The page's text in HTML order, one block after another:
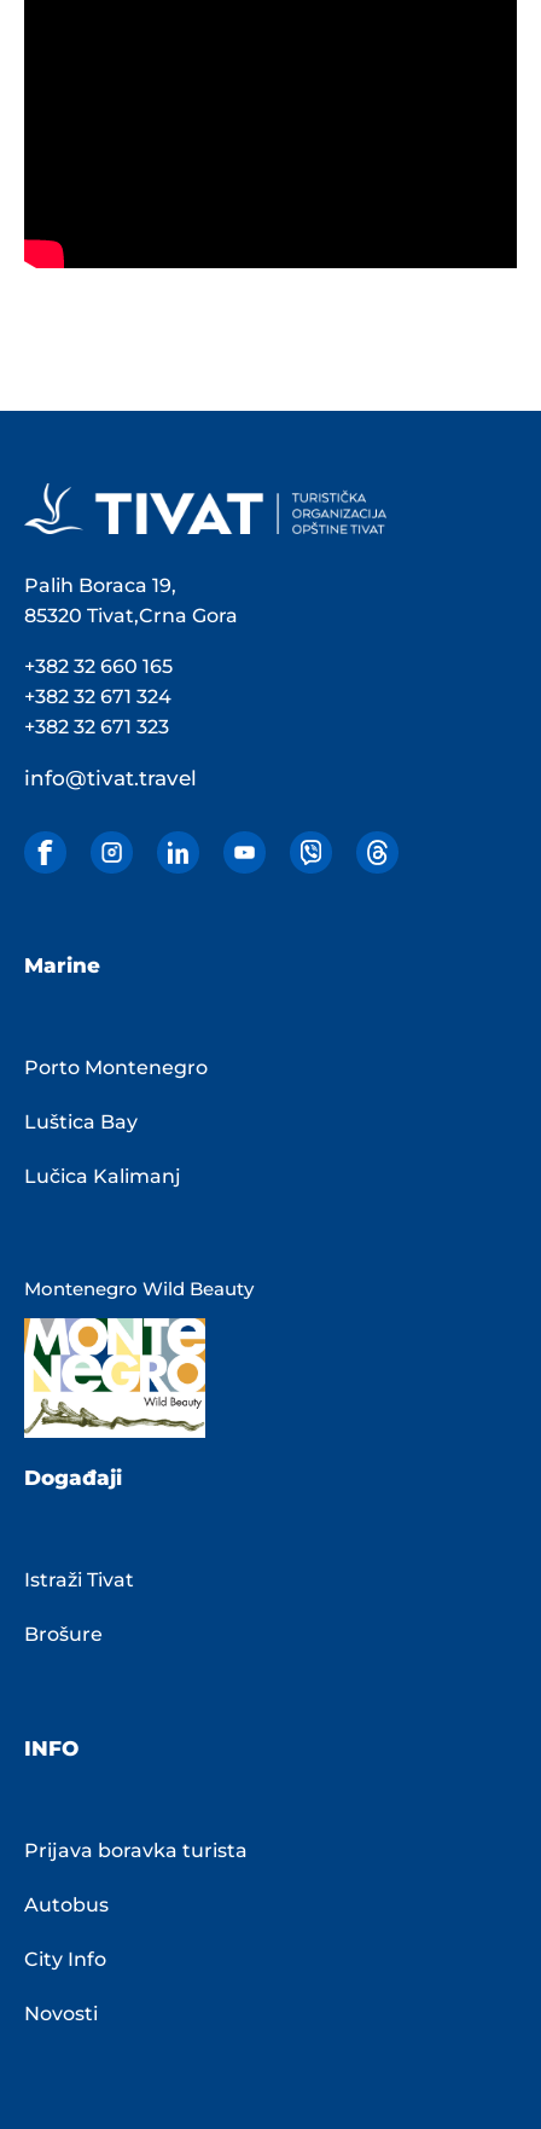
Palih Boraca 19,
85320 Tivat,Crna Gora
+382 32 660 165
+382 32 671 324
+382 32 671 323
info@tivat.travel
Marine
Porto Montenegro
Luštica Bay
Lučica Kalimanj
Montenegro Wild Beauty
Događaji
Istraži Tivat
Brošure
INFO
Prijava boravka turista
Autobus
City Info
Novosti